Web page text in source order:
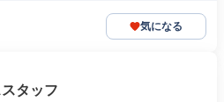
気になる
タッフ